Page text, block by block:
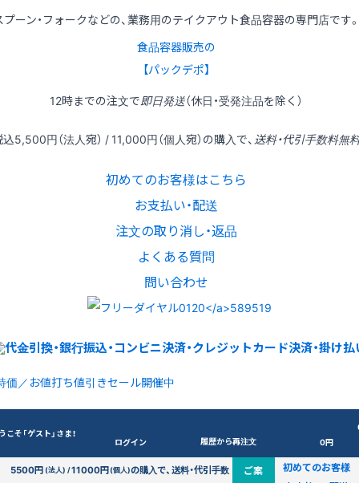
プーン・フォークなどの、業務用のテイクアウト食品容器の専門店です
食品容器販売の
【パックデポ】
12時までの注文で即日発送（休日・受発注品を除く）
込5,500円（法人宛） / 11,000円（個人宛）の購入で、 送料・代引手数料無
初めてのお客様はこちら
お支払い・配送
注文の取り消し・返品
よくある質問
問い合わせ
価／お値打ち値引きセール開催中
こそ「ゲスト」さま！
ログイン 履歴から再注文
0円
5500円(法人) /11000円(個人)の購入で、送料・代引手数
ご案
初めてのお客様